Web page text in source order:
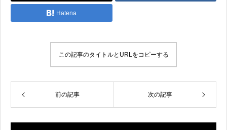
Hatena
この記事のタイトルとURLをコピーする
前の記事 次の記事